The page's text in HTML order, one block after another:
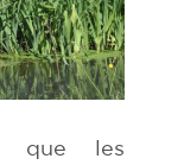
que les